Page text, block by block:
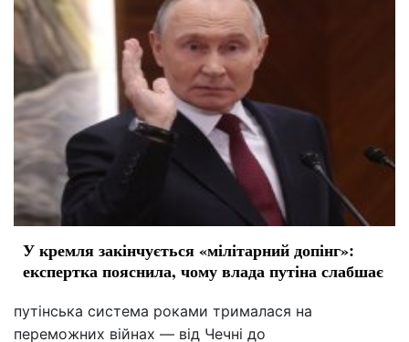
У кремля закінчується «мілітарний допінг»:
експертка пояснила, чому влада путіна слабшає
путінська система роками трималася на
переможних війнах — від Чечні до